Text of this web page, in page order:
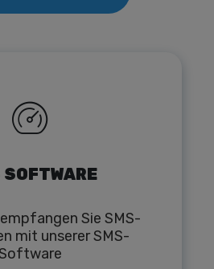
Sie SMS-
mit unserer SMS-